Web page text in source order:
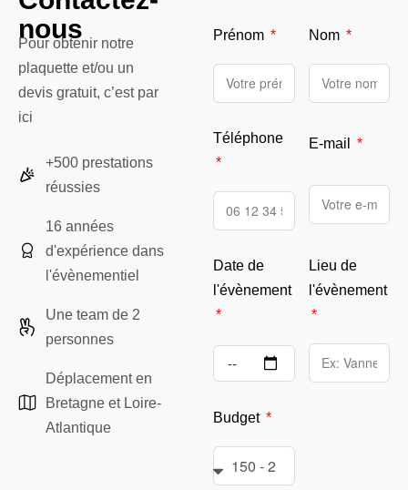
nous
Pour obtenir notre
plaquette et/ou un
devis gratuit, c’est par
ici
+500 prestations
réussies
16 années
d'expérience dans
l'évènementiel
Une team de 2
personnes
Déplacement en
Bretagne et Loire-
Atlantique
Prénom Nom
Téléphone E-mail
Date de
l'évènement
Lieu de
l'évènement
Budget